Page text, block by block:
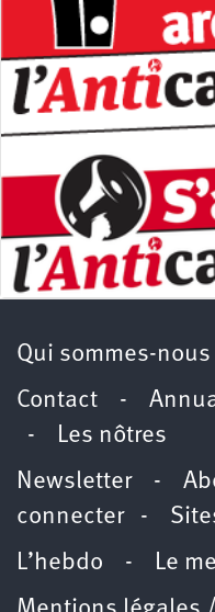
Qui sommes-nous
Contact -
- Les nôtres
Newsletter-
connecter-
L’hebdo - Le